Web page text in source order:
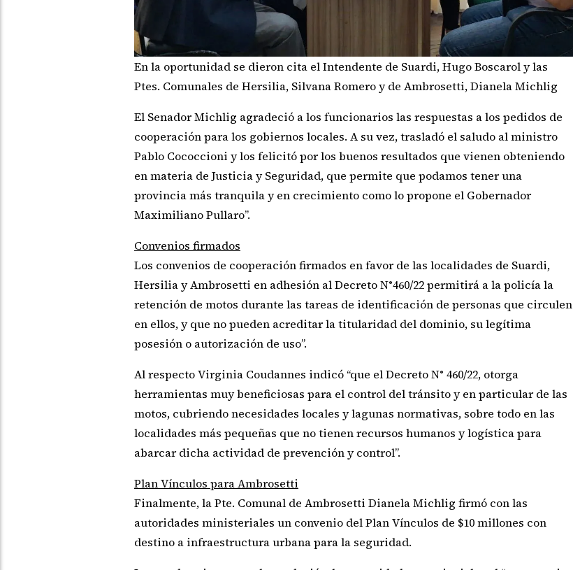
En la oportunidad se dieron cita el Intendente de Suardi, Hugo Boscarol y las
Ptes. Comunales de Hersilia, Silvana Romero y de Ambrosetti, Dianela Michlig
El Senador Michlig agradeció a los funcionarios las respuestas a los pedidos de
cooperación para los gobiernos locales. A su vez, trasladó el saludo al ministro
Pablo Cococcioni y los felicitó por los buenos resultados que vienen obteniendo
en materia de Justicia y Seguridad, que permite que podamos tener una
provincia más tranquila y en crecimiento como lo propone el Gobernador
Maximiliano Pullaro”.
Convenios firmados
Los convenios de cooperación firmados en favor de las localidades de Suardi,
Hersilia y Ambrosetti en adhesión al Decreto N°460/22 permitirá a la policía la
retención de motos durante las tareas de identificación de personas que circulen
en ellos, y que no pueden acreditar la titularidad del dominio, su legítima
posesión o autorización de uso”.
Al respecto Virginia Coudannes indicó “que el Decreto N° 460/22, otorga
herramientas muy beneficiosas para el control del tránsito y en particular de las
motos, cubriendo necesidades locales y lagunas normativas, sobre todo en las
localidades más pequeñas que no tienen recursos humanos y logística para
abarcar dicha actividad de prevención y control”.
Plan Vínculos para Ambrosetti
Finalmente, la Pte. Comunal de Ambrosetti Dianela Michlig firmó con las
autoridades ministeriales un convenio del Plan Vínculos de $10 millones con
destino a infraestructura urbana para la seguridad.